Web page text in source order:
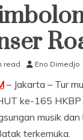
read Eno Dimedjo
– Jakarta – Tur
ke-165
musik
terkemuka.